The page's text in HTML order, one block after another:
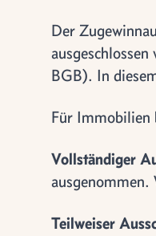
Der
BGB). In
Für Immobilien
Vollständiger
ausgenommen.
Teilweiser